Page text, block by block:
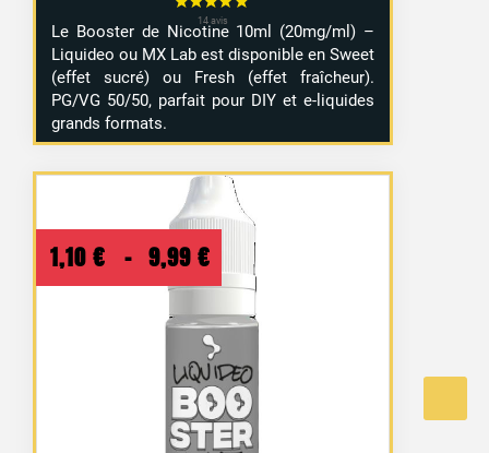
Le Booster de Nicotine 10ml (20mg/ml) –
Liquideo ou MX Lab est disponible en Sweet
(effet sucré) ou Fresh (effet fraîcheur).
PG/VG 50/50, parfait pour DIY et e-liquides
grands formats.
1,10 € – 9,99 €
Plage
de
prix :
1,10 €
à